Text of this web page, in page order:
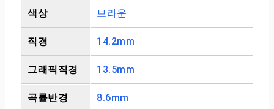
색상 브라운
직경 14.2mm
그래픽직경 13.5mm
곡률반경 8.6mm